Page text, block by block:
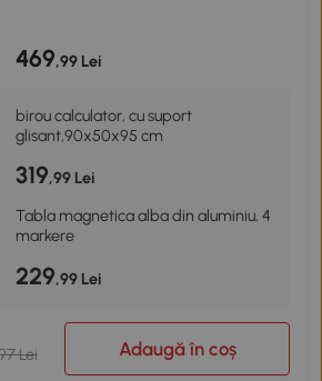
469,99 Lei
birou calculator, cu suport
glisant,90x50x95 cm
319,99 Lei
Tabla magnetica alba din aluminiu, 4
markere
229,99 Lei
Lei Adaugă în coș